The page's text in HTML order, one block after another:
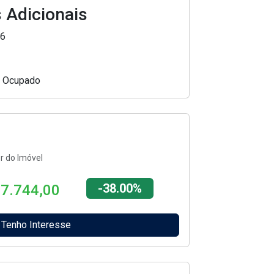
Adicionais
Ocupado
do Imóvel
-38.00%
Tenho Interesse